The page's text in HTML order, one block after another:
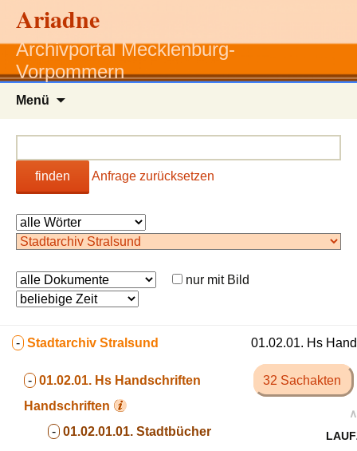
Ariadne
Archivportal Mecklenburg-
Vorpommern
Menü
finden Anfrage zurücksetzen
nur mit Bild
- Stadtarchiv Stralsund
- 01.02.01. Hs Handschriften
Handschriften
- 01.02.01.01. Stadtbücher
01.02.01. Hs
32 Sachakten
∧